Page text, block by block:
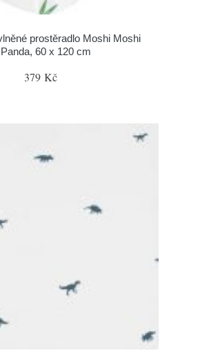
prostěradlo Moshi Moshi
Panda, 60 x 120 cm
379 Kč